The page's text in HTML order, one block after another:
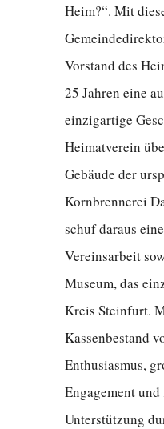
Heim?“. Mit
Vorstand des
25 Jahren eine
einzigartige
Heimatverein
Gebäude der
Kornbrennerei
schuf daraus
Vereinsarbeit
Museum, das
Kreis Steinfurt.
Kassenbestand
Enthusiasmus,
Engagement
Unterstützung